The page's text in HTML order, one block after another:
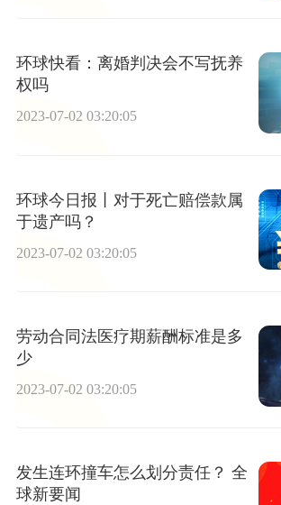
环球快看：离婚判决会不写抚养
权吗
2023-07-02 03:20:05
环球今日报丨对于死亡赔偿款属
于遗产吗？
2023-07-02 03:20:05
劳动合同法医疗期薪酬标准是多
少
2023-07-02 03:20:05
发生连环撞车怎么划分责任？ 全
球新要闻